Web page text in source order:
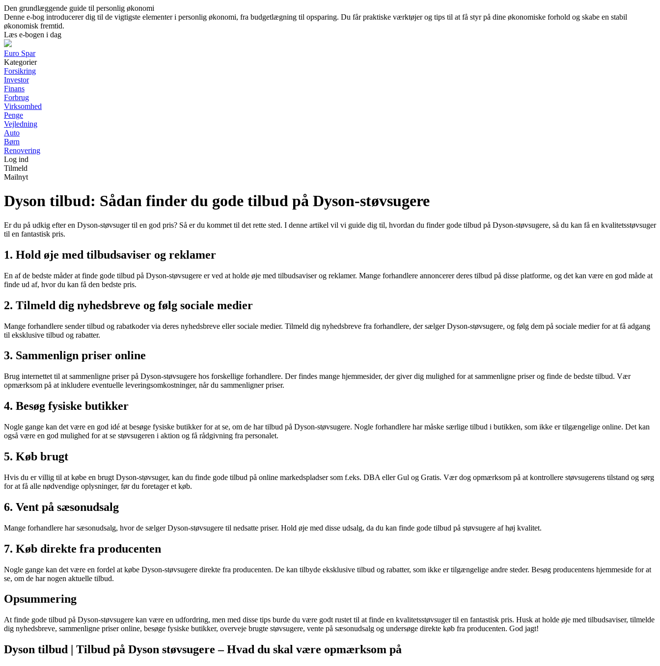
Den grundlæggende guide til personlig økonomi
Denne e-bog introducerer dig til de vigtigste elementer i personlig økonomi, fra budgetlægning til opsparing. Du får praktiske værktøjer og tips til at få styr på dine økonomiske forhold og skabe en stabil
økonomisk fremtid.
Læs e-bogen i dag
Euro Spar
Kategorier
Forsikring
Investor
Finans
Forbrug
Virksomhed
Penge
Vejledning
Auto
Børn
Renovering
Log ind
Tilmeld
Mailnyt
Dyson tilbud: Sådan finder du gode tilbud på Dyson-støvsugere
Er du på udkig efter en Dyson-støvsuger til en god pris? Så er du kommet til det rette sted. I denne artikel vil vi guide dig til, hvordan du finder gode tilbud på Dyson-støvsugere, så du kan få en kvalitetsstøvsuger
til en fantastisk pris.
1. Hold øje med tilbudsaviser og reklamer
En af de bedste måder at finde gode tilbud på Dyson-støvsugere er ved at holde øje med tilbudsaviser og reklamer. Mange forhandlere annoncerer deres tilbud på disse platforme, og det kan være en god måde at
finde ud af, hvor du kan få den bedste pris.
2. Tilmeld dig nyhedsbreve og følg sociale medier
Mange forhandlere sender tilbud og rabatkoder via deres nyhedsbreve eller sociale medier. Tilmeld dig nyhedsbreve fra forhandlere, der sælger Dyson-støvsugere, og følg dem på sociale medier for at få adgang
til eksklusive tilbud og rabatter.
3. Sammenlign priser online
Brug internettet til at sammenligne priser på Dyson-støvsugere hos forskellige forhandlere. Der findes mange hjemmesider, der giver dig mulighed for at sammenligne priser og finde de bedste tilbud. Vær
opmærksom på at inkludere eventuelle leveringsomkostninger, når du sammenligner priser.
4. Besøg fysiske butikker
Nogle gange kan det være en god idé at besøge fysiske butikker for at se, om de har tilbud på Dyson-støvsugere. Nogle forhandlere har måske særlige tilbud i butikken, som ikke er tilgængelige online. Det kan
også være en god mulighed for at se støvsugeren i aktion og få rådgivning fra personalet.
5. Køb brugt
Hvis du er villig til at købe en brugt Dyson-støvsuger, kan du finde gode tilbud på online markedspladser som f.eks. DBA eller Gul og Gratis. Vær dog opmærksom på at kontrollere støvsugerens tilstand og sørg
for at få alle nødvendige oplysninger, før du foretager et køb.
6. Vent på sæsonudsalg
Mange forhandlere har sæsonudsalg, hvor de sælger Dyson-støvsugere til nedsatte priser. Hold øje med disse udsalg, da du kan finde gode tilbud på støvsugere af høj kvalitet.
7. Køb direkte fra producenten
Nogle gange kan det være en fordel at købe Dyson-støvsugere direkte fra producenten. De kan tilbyde eksklusive tilbud og rabatter, som ikke er tilgængelige andre steder. Besøg producentens hjemmeside for at
se, om de har nogen aktuelle tilbud.
Opsummering
At finde gode tilbud på Dyson-støvsugere kan være en udfordring, men med disse tips burde du være godt rustet til at finde en kvalitetsstøvsuger til en fantastisk pris. Husk at holde øje med tilbudsaviser, tilmelde
dig nyhedsbreve, sammenligne priser online, besøge fysiske butikker, overveje brugte støvsugere, vente på sæsonudsalg og undersøge direkte køb fra producenten. God jagt!
Dyson tilbud | Tilbud på Dyson støvsugere – Hvad du skal være opmærksom på